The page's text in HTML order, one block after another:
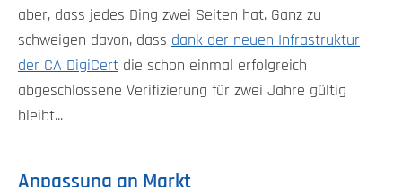
aber, dass jedes Ding zwei Seiten hat. Ganz zu
schweigen davon, dass dank der neuen Infrastruktur
der CA DigiCert die schon einmal erfolgreich
abgeschlossene Verifizierung für zwei Jahre gültig
bleibt...
Anpassung an Markt